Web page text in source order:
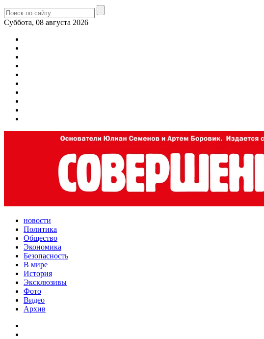
Суббота, 08 августа 2026
новости
Политика
Общество
Экономика
Безопасность
В мире
История
Эксклюзивы
Фото
Видео
Архив